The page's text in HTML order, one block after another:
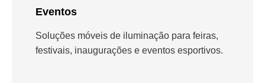
Eventos
Soluções móveis de iluminação para feiras,
festivais, inaugurações e eventos esportivos.